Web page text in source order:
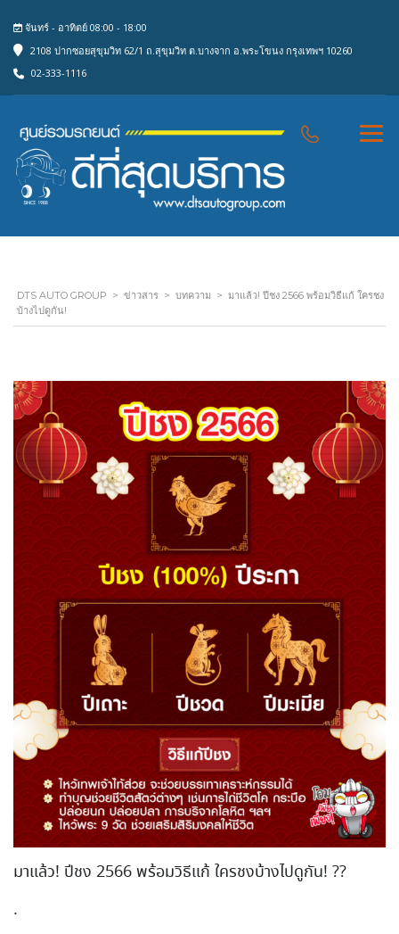
จันทร์ - อาทิตย์ 08:00 - 18:00
2108 ปากซอยสุขุมวิท 62/1 ถ.สุขุมวิท ต.บางจาก อ.พระโขนง กรุงเทพฯ 10260
02-333-1116
DTS AUTO GROUP > ข่าวสาร > บทความ > มาแล้ว! ปีชง 2566 พร้อมวิธีแก้ ใครชง
บ้างไปดูกัน!
มาแล้ว! ปีชง 2566 พร้อมวิธีแก้ ใครชงบ้างไปดูกัน! ??️
.